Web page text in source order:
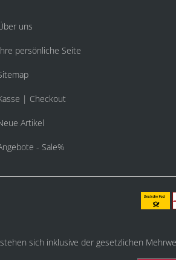
uns
persönliche Seite
| Checkout
Artikel
- Sale%
sich inklusive der gesetzlichen